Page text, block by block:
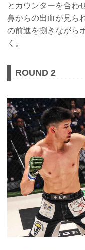
とカウンターを合わ
鼻からの出血が見ら
の前進を捌きながら
く。
ROUND 2